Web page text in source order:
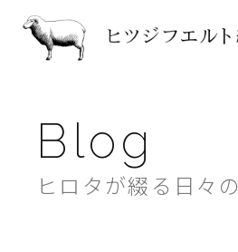
Blog
ヒロタが綴る日々